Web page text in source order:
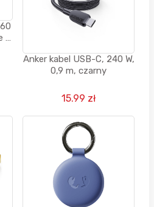
III
Anker kabel USB-C, 240 W,
0,9 m, czarny
15.99 zł